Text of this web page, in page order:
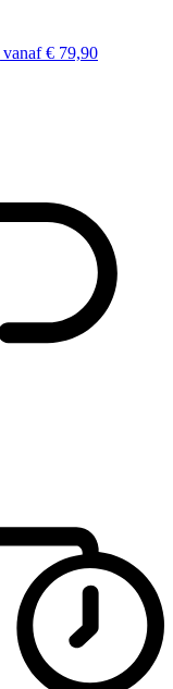
vanaf € 79,90